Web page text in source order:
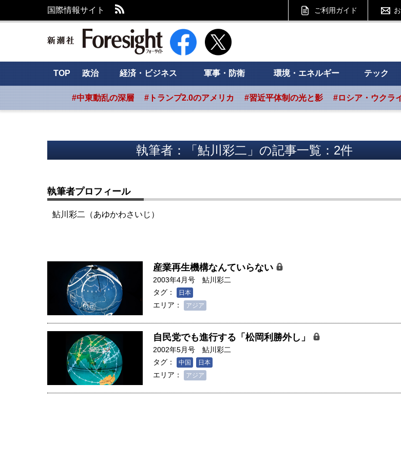
国際情報サイト ご利用ガイド
新潮社 Foresight フォーサイト
TOP 政治 経済・ビジネス 軍事・防衛 環境・エネルギー テック
#中東動乱の深層 #トランプ2.0のアメリカ #習近平体制の光と影 #ロシア・ウクラ
執筆者：「鮎川彩二」の記事一覧：2件
執筆者プロフィール
鮎川彩二（あゆかわさいじ）
産業再生機構なんていらない
2003年4月号
鮎川彩二
タグ：
日本
エリア： アジア
自民党でも進行する「松岡利勝外し」
2002年5月号
鮎川彩二
タグ：
中国 日本
エリア： アジア